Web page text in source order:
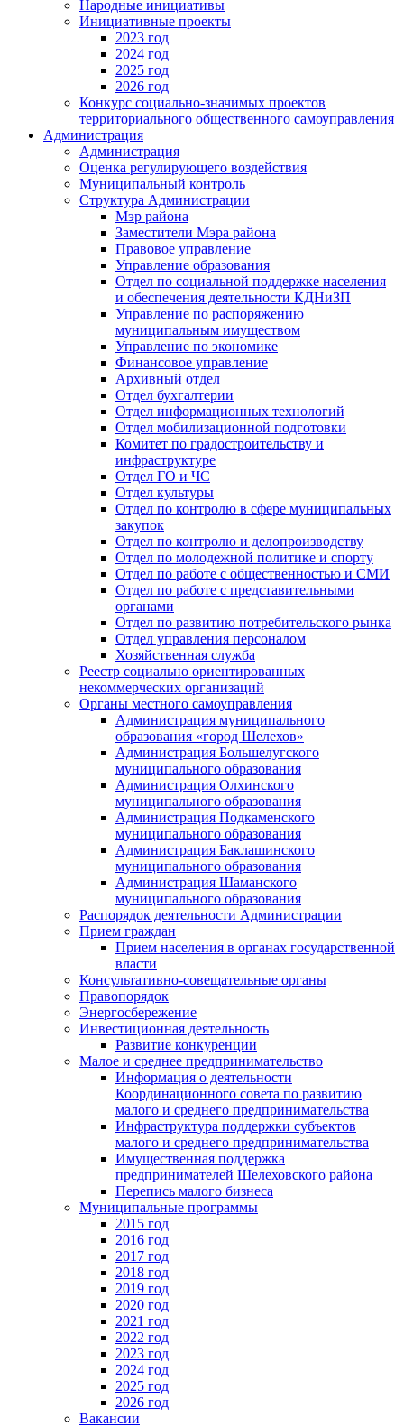
Народные инициативы
Инициативные проекты
2023 год
2024 год
2025 год
2026 год
Конкурс социально-значимых проектов
территориального общественного самоуправления
Администрация
Администрация
Оценка регулирующего воздействия
Муниципальный контроль
Структура Администрации
Мэр района
Заместители Мэра района
Правовое управление
Управление образования
Отдел по социальной поддержке населения
и обеспечения деятельности КДНиЗП
Управление по распоряжению
муниципальным имуществом
Управление по экономике
Финансовое управление
Архивный отдел
Отдел бухгалтерии
Отдел информационных технологий
Отдел мобилизационной подготовки
Комитет по градостроительству и
инфраструктуре
Отдел ГО и ЧС
Отдел культуры
Отдел по контролю в сфере муниципальных
закупок
Отдел по контролю и делопроизводству
Отдел по молодежной политике и спорту
Отдел по работе с общественностью и СМИ
Отдел по работе с представительными
органами
Отдел по развитию потребительского рынка
Отдел управления персоналом
Хозяйственная служба
Реестр социально ориентированных
некоммерческих организаций
Органы местного самоуправления
Администрация муниципального
образования «город Шелехов»
Администрация Большелугского
муниципального образования
Администрация Олхинского
муниципального образования
Администрация Подкаменского
муниципального образования
Администрация Баклашинского
муниципального образования
Администрация Шаманского
муниципального образования
Распорядок деятельности Администрации
Прием граждан
Прием населения в органах государственной
власти
Консультативно-совещательные органы
Правопорядок
Энергосбережение
Инвестиционная деятельность
Развитие конкуренции
Малое и среднее предпринимательство
Информация о деятельности
Координационного совета по развитию
малого и среднего предпринимательства
Инфраструктура поддержки субъектов
малого и среднего предпринимательства
Имущественная поддержка
предпринимателей Шелеховского района
Перепись малого бизнеса
Муниципальные программы
2015 год
2016 год
2017 год
2018 год
2019 год
2020 год
2021 год
2022 год
2023 год
2024 год
2025 год
2026 год
Вакансии